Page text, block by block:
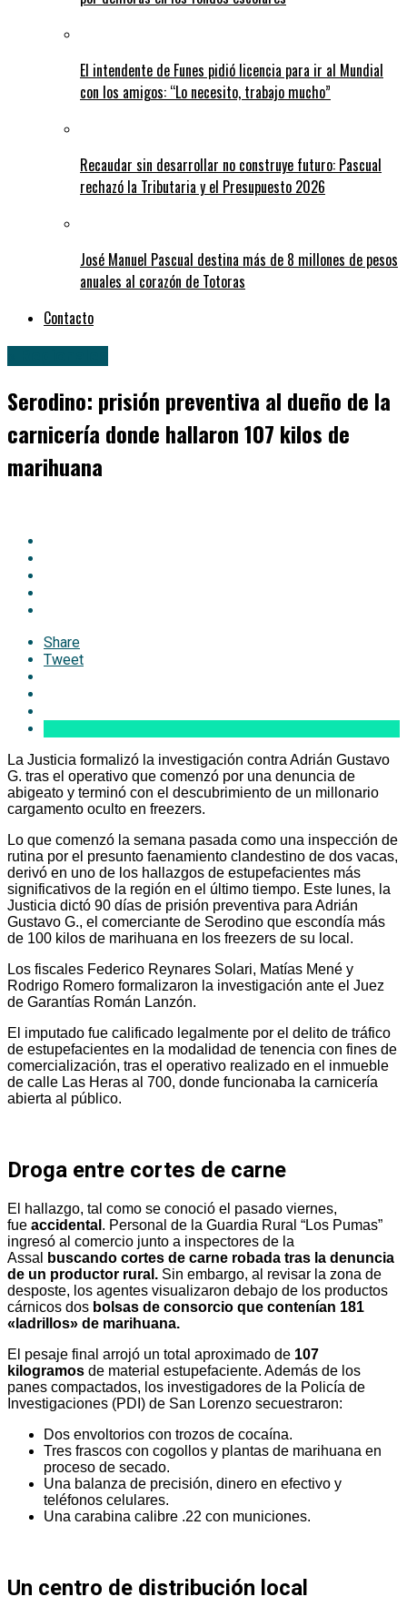
El intendente de Funes pidió licencia para ir al Mundial
con los amigos: “Lo necesito, trabajo mucho”
Recaudar sin desarrollar no construye futuro: Pascual
rechazó la Tributaria y el Presupuesto 2026
José Manuel Pascual destina más de 8 millones de pesos
anuales al corazón de Totoras
Contacto
Serodino: prisión preventiva al dueño de la
carnicería donde hallaron 107 kilos de
marihuana
Share
Tweet
La Justicia formalizó la investigación contra Adrián Gustavo
G. tras el operativo que comenzó por una denuncia de
abigeato y terminó con el descubrimiento de un millonario
cargamento oculto en freezers.
Lo que comenzó la semana pasada como una inspección de
rutina por el presunto faenamiento clandestino de dos vacas,
derivó en uno de los hallazgos de estupefacientes más
significativos de la región en el último tiempo. Este lunes, la
Justicia dictó 90 días de prisión preventiva para Adrián
Gustavo G., el comerciante de Serodino que escondía más
de 100 kilos de marihuana en los freezers de su local.
Los fiscales Federico Reynares Solari, Matías Mené y
Rodrigo Romero formalizaron la investigación ante el Juez
de Garantías Román Lanzón.
El imputado fue calificado legalmente por el delito de tráfico
de estupefacientes en la modalidad de tenencia con fines de
comercialización, tras el operativo realizado en el inmueble
de calle Las Heras al 700, donde funcionaba la carnicería
abierta al público.
Droga entre cortes de carne
El hallazgo, tal como se conoció el pasado viernes,
fue accidental . Personal de la Guardia Rural “Los Pumas”
ingresó al comercio junto a inspectores de la
Assal
buscando cortes de carne robada tras la denuncia
de un productor rural. Sin embargo, al revisar la zona de
desposte, los agentes visualizaron debajo de los productos
cárnicos dos bolsas de consorcio que contenían 181
«ladrillos» de marihuana.
El pesaje final arrojó un total aproximado de 107
kilogramos de material estupefaciente. Además de los
panes compactados, los investigadores de la Policía de
Investigaciones (PDI) de San Lorenzo secuestraron:
Dos envoltorios con trozos de cocaína.
Tres frascos con cogollos y plantas de marihuana en
proceso de secado.
Una balanza de precisión, dinero en efectivo y
teléfonos celulares.
Una carabina calibre .22 con municiones.
Un centro de distribución local